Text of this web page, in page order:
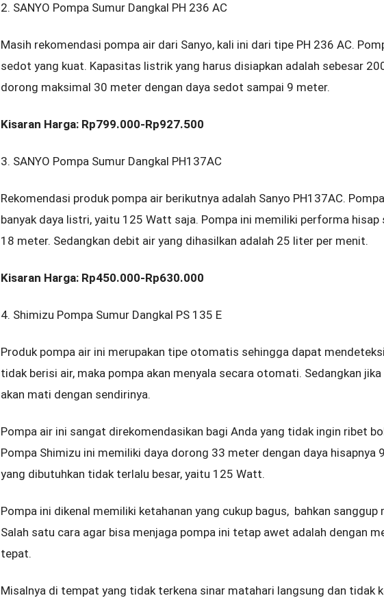
2. SANYO Pompa Sumur Dangkal PH 236 AC
Masih rekomendasi pompa air dari Sanyo, kali ini dari tipe PH 236 AC.
sedot yang kuat. Kapasitas listrik yang harus disiapkan adalah sebesar
dorong maksimal 30 meter dengan daya sedot sampai 9 meter.
Kisaran Harga: Rp799.000-Rp927.500
3. SANYO Pompa Sumur Dangkal PH137AC
Rekomendasi produk pompa air berikutnya adalah Sanyo PH137AC.
banyak daya listri, yaitu 125 Watt saja. Pompa ini memiliki performa
18 meter. Sedangkan debit air yang dihasilkan adalah 25 liter per menit.
Kisaran Harga: Rp450.000-Rp630.000
4. Shimizu Pompa Sumur Dangkal PS 135 E
Produk pompa air ini merupakan tipe otomatis sehingga dapat
tidak berisi air, maka pompa akan menyala secara otomati. Sedangkan
akan mati dengan sendirinya.
Pompa air ini sangat direkomendasikan bagi Anda yang tidak ingin ribet
Pompa Shimizu ini memiliki daya dorong 33 meter dengan daya hisapnya
yang dibutuhkan tidak terlalu besar, yaitu 125 Watt.
Pompa ini dikenal memiliki ketahanan yang cukup bagus, bahkan
Salah satu cara agar bisa menjaga pompa ini tetap awet adalah dengan
tepat.
Misalnya di tempat yang tidak terkena sinar matahari langsung dan tidak